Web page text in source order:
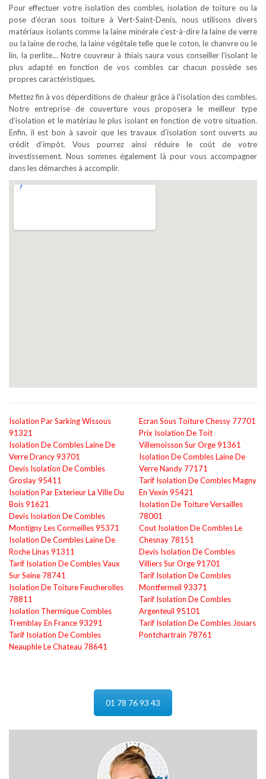
Pour effectuer votre isolation des combles, isolation de toiture ou la
pose d’écran sous toiture à Vert-Saint-Denis, nous utilisons divers
matériaux isolants comme la laine minérale c’est-à-dire la laine de verre
ou la laine de roche, la laine végétale telle que le coton, le chanvre ou le
lin, la perlite… Notre couvreur à thiais saura vous conseiller l’isolant le
plus adapté en fonction de vos combles car chacun possède ses
propres caractéristiques.
Mettez fin à vos déperditions de chaleur grâce à l’isolation des combles.
Notre entreprise de couverture vous proposera le meilleur type
d’isolation et le matériau le plus isolant en fonction de votre situation.
Enfin, il est bon à savoir que les travaux d’isolation sont ouverts au
crédit d’impôt. Vous pourrez ainsi réduire le coût de votre
investissement. Nous sommes également là pour vous accompagner
dans les démarches à accomplir.
Isolation Par Sarking Wissous
91321
Isolation De Combles Laine De
Verre Drancy 93701
Devis Isolation De Combles
Groslay 95411
Isolation Par Exterieur La Ville Du
Bois 91621
Devis Isolation De Combles
Montigny Les Cormeilles 95371
Isolation De Combles Laine De
Roche Linas 91311
Tarif Isolation De Combles Vaux
Sur Seine 78741
Isolation De Toiture Feucherolles
78811
Isolation Thermique Combles
Tremblay En France 93291
Tarif Isolation De Combles
Neauphle Le Chateau 78641
Ecran Sous Toiture Chessy 77701
Prix Isolation De Toit
Villemoisson Sur Orge 91361
Isolation De Combles Laine De
Verre Nandy 77171
Tarif Isolation De Combles Magny
En Vexin 95421
Isolation De Toiture Versailles
78001
Cout Isolation De Combles Le
Chesnay 78151
Devis Isolation De Combles
Villiers Sur Orge 91701
Tarif Isolation De Combles
Montfermeil 93371
Tarif Isolation De Combles
Argenteuil 95101
Tarif Isolation De Combles Jouars
Pontchartrain 78761
01 78 76 93 43